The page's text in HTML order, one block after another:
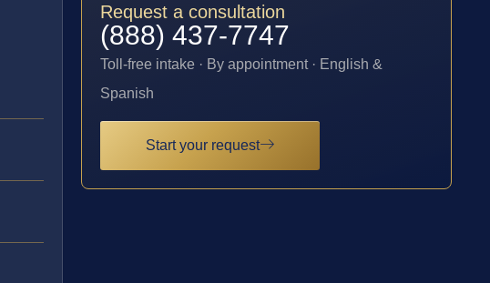
Request a consultation
(888) 437-7747
Toll-free intake · By appointment · English &
Spanish
Start your request